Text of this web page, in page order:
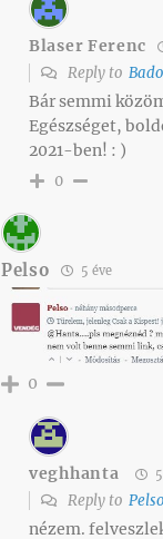
Blaser Ferenc
Reply to
Bár semmi
Egészséget,
2021-ben! : )
0
Pelso 5 éve
0
veghhanta
Reply to Pelso
nézem.